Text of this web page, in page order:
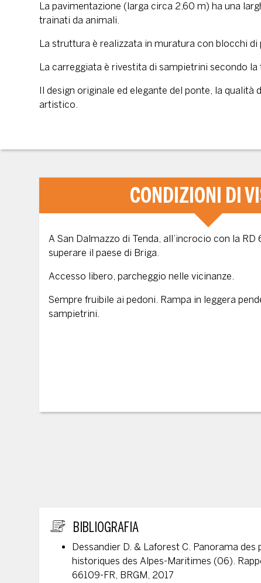
La pavimentazione (larga circa 2,60 m) ha una
trainati da animali.
La struttura è realizzata in muratura con blocchi di
La carreggiata è rivestita di sampietrini secondo
Il design originale ed elegante del ponte, la
artistico.
CONDIZIONI DI
A San Dalmazzo di Tenda, all’incrocio con la
superare il paese di Briga.
Accesso libero, parcheggio nelle vicinanze.
Sempre fruibile ai pedoni. Rampa in leggera
sampietrini.
ULTERIORI INFORMAZIONI
BIBLIOGRAFIA
Dessandier D. & Laforest C. Panorama
historiques des Alpes-Maritimes (06).
66109-FR, BRGM, 2017